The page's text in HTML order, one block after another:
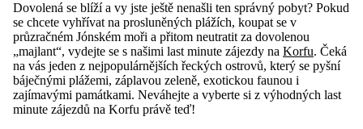
Dovolená se blíží a vy jste ještě nenašli ten správný pobyt? Pokud
se chcete vyhřívat na prosluněných plážích, koupat se v
průzračném Jónském moři a přitom neutratit za dovolenou
„majlant“, vydejte se s našimi last minute zájezdy na Korfu. Čeká
na vás jeden z nejpopulárnějších řeckých ostrovů, který se pyšní
báječnými plážemi, záplavou zeleně, exotickou faunou i
zajímavými památkami. Neváhejte a vyberte si z výhodných last
minute zájezdů na Korfu právě teď!